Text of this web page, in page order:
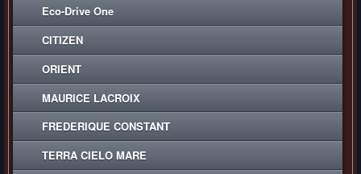
Eco-Drive One
CITIZEN
ORIENT
MAURICE LACROIX
FREDERIQUE CONSTANT
TERRA CIELO MARE